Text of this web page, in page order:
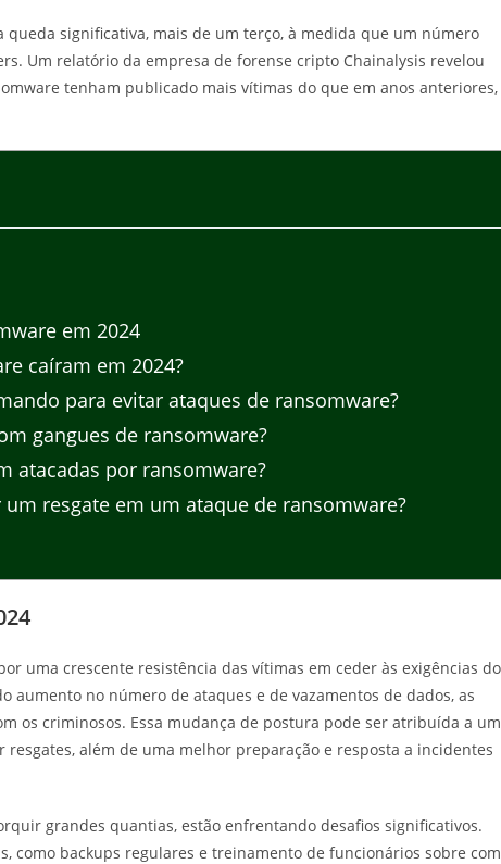
queda significativa, mais de um terço, à medida que um número
Um relatório da empresa de forense cripto Chainalysis revelou
tenham publicado mais vítimas do que em anos anteriores,
em 2024
caíram em 2024?
para evitar ataques de ransomware?
gangues de ransomware?
atacadas por ransomware?
resgate em um ataque de ransomware?
uma crescente resistência das vítimas em ceder às exigências
aumento no número de ataques e de vazamentos de dados, as
os criminosos. Essa mudança de postura pode ser atribuída a
além de uma melhor preparação e resposta a incidentes
grandes quantias, estão enfrentando desafios significativos.
como backups regulares e treinamento de funcionários sobre